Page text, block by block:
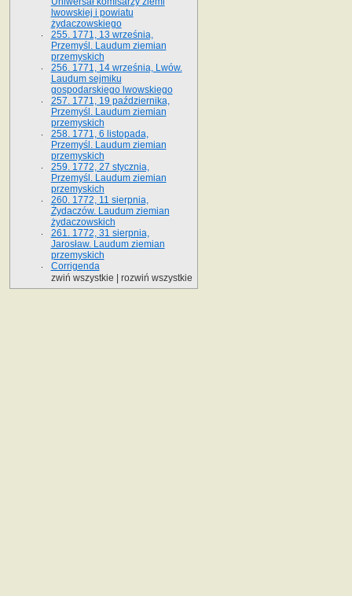
lwowskiej i powiatu
żydaczowskiego
255. 1771, 13 września,
Przemyśl. Laudum ziemian
przemyskich
256. 1771, 14 września, Lwów.
Laudum sejmiku
gospodarskiego lwowskiego
257. 1771, 19 października,
Przemyśl. Laudum ziemian
przemyskich
258. 1771, 6 listopada,
Przemyśl. Laudum ziemian
przemyskich
259. 1772, 27 stycznia,
Przemyśl. Laudum ziemian
przemyskich
260. 1772, 11 sierpnia,
Żydaczów. Laudum ziemian
żydaczowskich
261. 1772, 31 sierpnia,
Jarosław. Laudum ziemian
przemyskich
Corrigenda
zwiń wszystkie
rozwiń wszystkie